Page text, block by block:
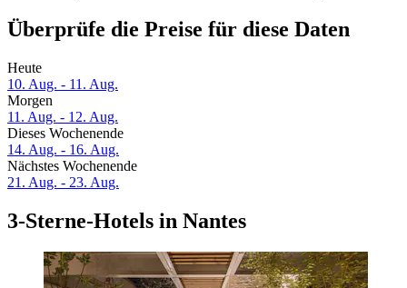
Überprüfe die Preise für diese Daten
Heute
10. Aug. - 11. Aug.
Morgen
11. Aug. - 12. Aug.
Dieses Wochenende
14. Aug. - 16. Aug.
Nächstes Wochenende
21. Aug. - 23. Aug.
3-Sterne-Hotels in Nantes